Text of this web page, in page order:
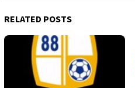
RELATED POSTS